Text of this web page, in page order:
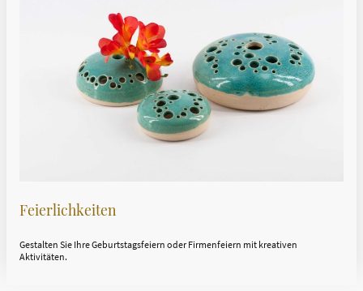
Feierlichkeiten
Gestalten Sie Ihre Geburtstagsfeiern oder Firmenfeiern mit kreativen
Aktivitäten.